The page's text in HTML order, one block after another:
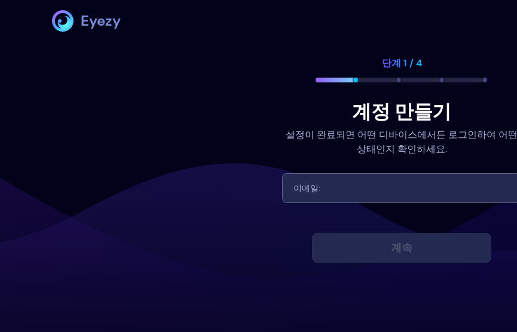
Eyezy
단계 1 / 4
계정 만들기
설정이 완료되면 어떤 디바이스에서든 로그인하여 어떤
상태인지 확인하세요.
계속